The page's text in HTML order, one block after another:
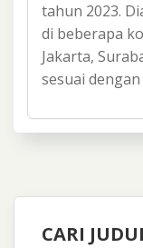
tahun 2023.
di beberapa
Jakarta,
sesuai
CARI